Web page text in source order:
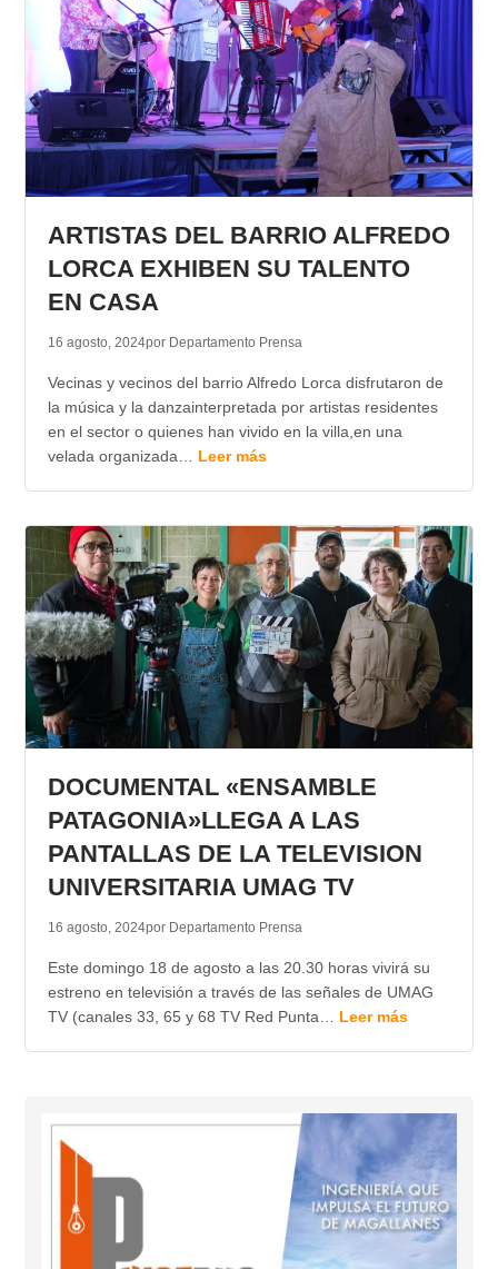
ARTISTAS DEL BARRIO ALFREDO
LORCA EXHIBEN SU TALENTO
EN CASA
16 agosto, 2024por Departamento Prensa
Vecinas y vecinos del barrio Alfredo Lorca disfrutaron de
la música y la danzainterpretada por artistas residentes
en el sector o quienes han vivido en la villa,en una
velada organizada… Leer más
DOCUMENTAL «ENSAMBLE
PATAGONIA»LLEGA A LAS
PANTALLAS DE LA TELEVISION
UNIVERSITARIA UMAG TV
16 agosto, 2024por Departamento Prensa
Este domingo 18 de agosto a las 20.30 horas vivirá su
estreno en televisión a través de las señales de UMAG
TV (canales 33, 65 y 68 TV Red Punta… Leer más